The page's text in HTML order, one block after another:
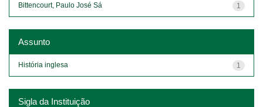
1
Bittencourt, Paulo José Sá
Assunto
1
História inglesa
Sigla da Instituição